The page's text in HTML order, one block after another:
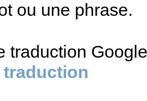
ou une phrase.
traduction
traduction